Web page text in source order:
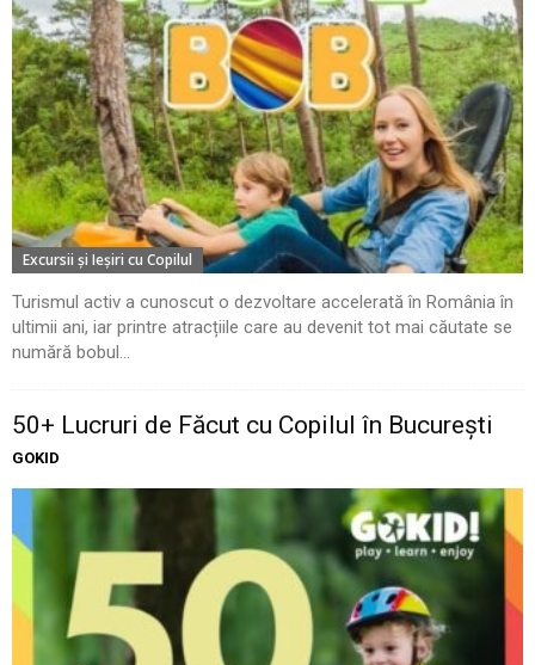
Excursii şi Ieşiri cu Copilul
Turismul activ a cunoscut o dezvoltare accelerată în România în
ultimii ani, iar printre atracțiile care au devenit tot mai căutate se
numără bobul...
50+ Lucruri de Făcut cu Copilul în București
GOKID